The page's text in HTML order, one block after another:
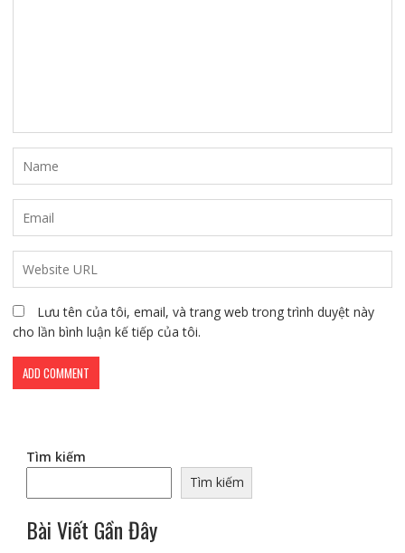
Lưu tên của tôi, email, và trang web trong trình duyệt này
cho lần bình luận kế tiếp của tôi.
Tìm kiếm
Tìm kiếm
Bài Viết Gần Đây